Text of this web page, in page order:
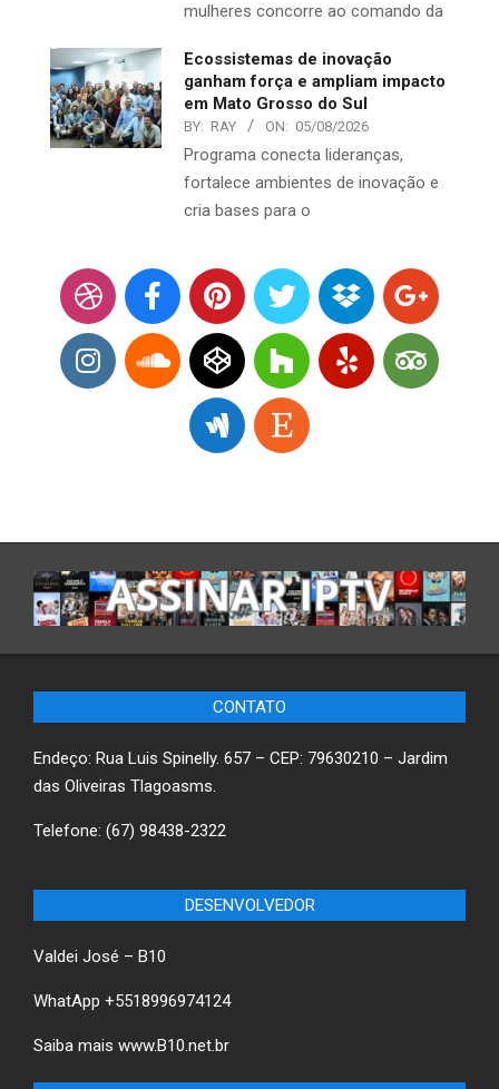
mulheres concorre ao comando da
Ecossistemas de inovação
ganham força e ampliam impacto
em Mato Grosso do Sul
BY: RAY ON: 05/08/2026
Programa conecta lideranças,
fortalece ambientes de inovação e
cria bases para o
CONTATO
Endeço: Rua Luis Spinelly. 657 – CEP: 79630210 – Jardim
das Oliveiras Tlagoasms.
Telefone: (67) 98438-2322
DESENVOLVEDOR
Valdei José – B10
WhatApp +5518996974124
Saiba mais www.B10.net.br